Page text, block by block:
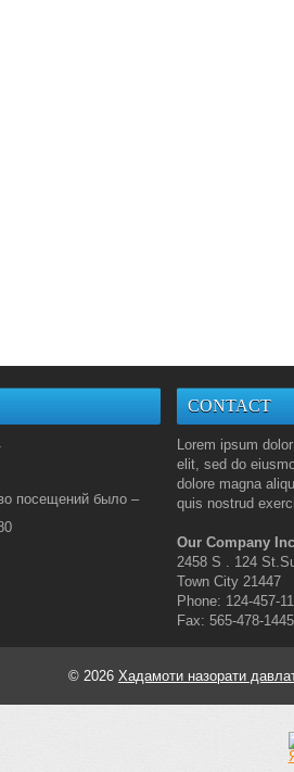
посещений было –
CONTACT
Lorem ipsum
elit, sed do
dolore magna
quis nostrud
Our Company
2458 S . 124
Town City 21447
Phone: 124-457-
Fax: 565-478-1445
© 2026 Хадамоти назорати